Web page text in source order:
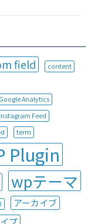
field
content
Google Analytics
Instagram Feed
term
Plugin
wpテーマ
アーカイブ